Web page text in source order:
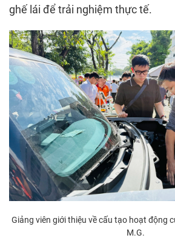
ghế lái để trải nghiệm thực tế.
Giảng viên giới thiệu về cấu tạo hoạt động
M.G.